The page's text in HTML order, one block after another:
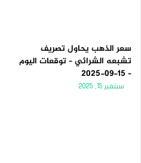
سعر الذهب يحاول تصريف
تشبعه الشرائي – توقعات اليوم
– 15-09-2025
سبتمبر 15, 2025